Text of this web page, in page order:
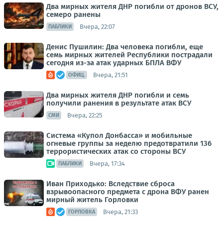
Два мирных жителя ДНР погибли от дронов ВСУ,
семеро ранены
ПАБЛИКИ Вчера, 22:07
Денис Пушилин: Два человека погибли, еще
семь мирных жителей Республики пострадали
сегодня из-за атак ударных БПЛА ВФУ
ОФИЦ. Вчера, 21:51
Два мирных жителя ДНР погибли и семь
получили ранения в результате атак ВСУ
СМИ Вчера, 22:25
Система «Купол Донбасса» и мобильные
огневые группы за неделю предотвратили 136
террористических атак со стороны ВСУ
ПАБЛИКИ Вчера, 17:34
Иван Приходько: Вследствие сброса
взрывоопасного предмета с дрона ВФУ ранен
мирный житель Горловки
ГОРЛОВКА Вчера, 21:33